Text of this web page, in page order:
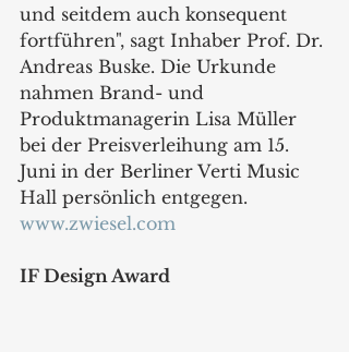
und seitdem auch konsequent
fortführen", sagt Inhaber Prof. Dr.
Andreas Buske. Die Urkunde
nahmen Brand- und
Produktmanagerin Lisa Müller
bei der Preisverleihung am 15.
Juni in der Berliner Verti Music
Hall persönlich entgegen.
www.zwiesel.com
IF Design Award